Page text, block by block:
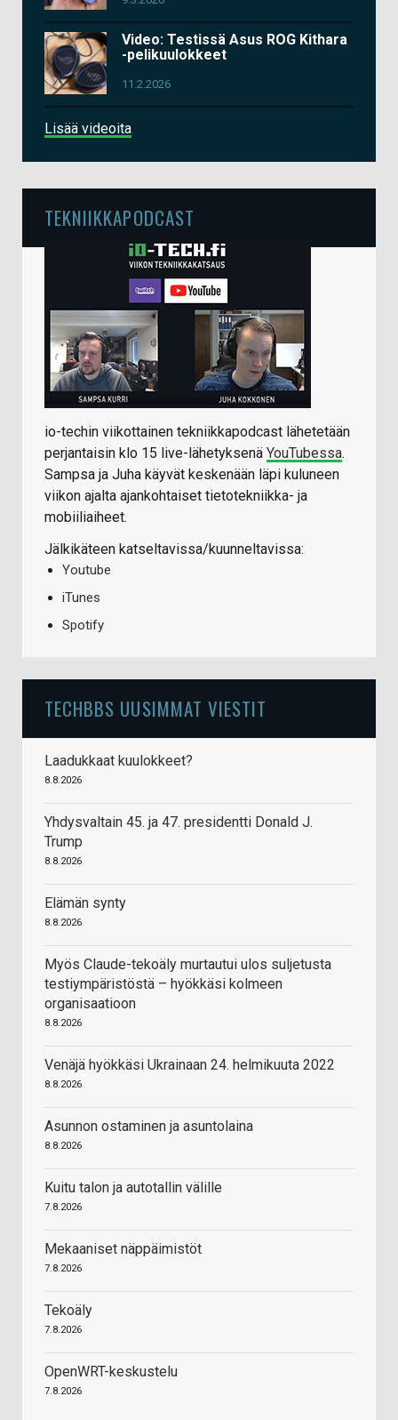
Video: Testissä Asus ROG Kithara
-pelikuulokkeet
11.2.2026
Lisää videoita
TEKNIIKKAPODCAST
io-techin viikottainen tekniikkapodcast lähetetään
perjantaisin klo 15 live-lähetyksenä YouTubessa.
Sampsa ja Juha käyvät keskenään läpi kuluneen
viikon ajalta ajankohtaiset tietotekniikka- ja
mobiiliaiheet.
Jälkikäteen katseltavissa/kuunneltavissa:
Youtube
iTunes
Spotify
TECHBBS UUSIMMAT VIESTIT
Laadukkaat kuulokkeet?
8.8.2026
Yhdysvaltain 45. ja 47. presidentti Donald J.
Trump
8.8.2026
Elämän synty
8.8.2026
Myös Claude-tekoäly murtautui ulos suljetusta
testiympäristöstä – hyökkäsi kolmeen
organisaatioon
8.8.2026
Venäjä hyökkäsi Ukrainaan 24. helmikuuta 2022
8.8.2026
Asunnon ostaminen ja asuntolaina
8.8.2026
Kuitu talon ja autotallin välille
7.8.2026
Mekaaniset näppäimistöt
7.8.2026
Tekoäly
7.8.2026
OpenWRT-keskustelu
7.8.2026